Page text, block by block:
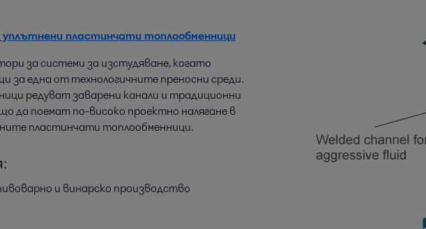
пластинчати топлообменници
за системи за изстудяване, когато
за една от технологичните преносни среди.
редуват заварени канали и традиционни
да поемат по-високо проектно налягане в
пластинчати топлообменници.
и винарско производство